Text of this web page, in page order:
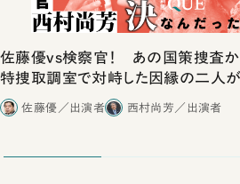
佐藤優vs検察官！ あの国策捜査か
特捜取調室で対峙した因縁の二人が
合ったこと
佐藤優／出演者 西村尚芳／出演者